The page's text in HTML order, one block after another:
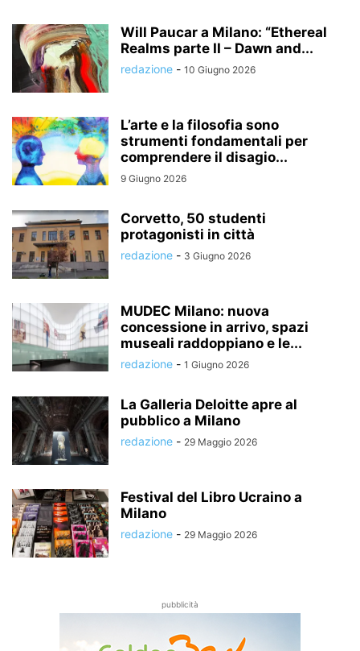
Will Paucar a Milano: “Ethereal
Realms parte II – Dawn and...
redazione - 10 Giugno 2026
L’arte e la filosofia sono
strumenti fondamentali per
comprendere il disagio...
9 Giugno 2026
Corvetto, 50 studenti
protagonisti in città
redazione - 3 Giugno 2026
MUDEC Milano: nuova
concessione in arrivo, spazi
museali raddoppiano e le...
redazione - 1 Giugno 2026
La Galleria Deloitte apre al
pubblico a Milano
redazione - 29 Maggio 2026
Festival del Libro Ucraino a
Milano
redazione - 29 Maggio 2026
pubblicità